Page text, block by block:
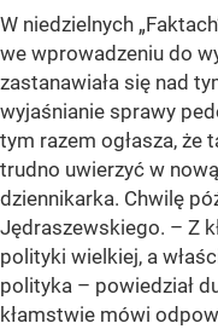
W niedzielnych
we wprowadzeniu do
zastanawiała się nad
wyjaśnianie sprawy
tym razem ogłasza, że
trudno uwierzyć w
dziennikarka. Chwilę
Jędraszewskiego. – Z
polityki wielkiej, a
polityka – powiedział
kłamstwie mówi